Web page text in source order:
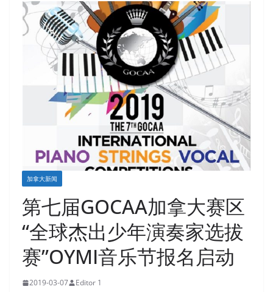
加拿大新闻
第七届GOCAA加拿大赛区
“全球杰出少年演奏家选拔
赛”OYMI音乐节报名启动
2019-03-07 Editor 1